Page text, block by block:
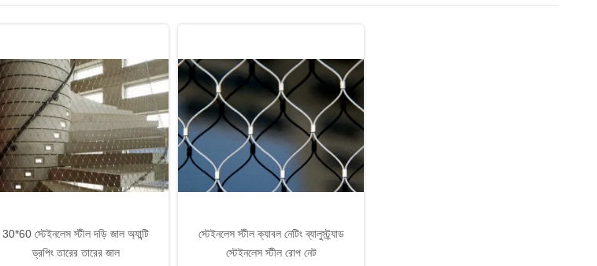
30*60 স্টেইনলেস স্টীল দড়ি জাল অ্যান্টি
ড্রপিং তারের তারের জাল
স্টেইনলেস স্টীল ক্যাবল নেটিং ব্যালুস্ট্র্যাড
স্টেইনলেস স্টীল রোপ নেট